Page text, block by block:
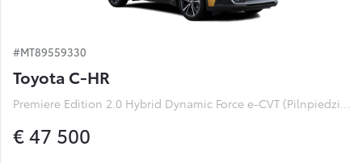
#MT89559330
Toyota C-HR
Premiere Edition 2.0 Hybrid Dynamic Force e-CVT (Pilnpiedziņa) (112 kW)
€ 47 500